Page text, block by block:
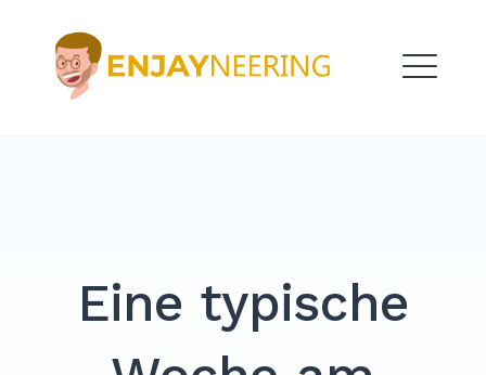
contentENJAYNEERING
Eine typische